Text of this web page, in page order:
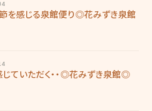
職】
護職】Vol.2
士】
を感じる泉館便り◎花みずき泉館
ていただく・・◎花みずき泉館◎